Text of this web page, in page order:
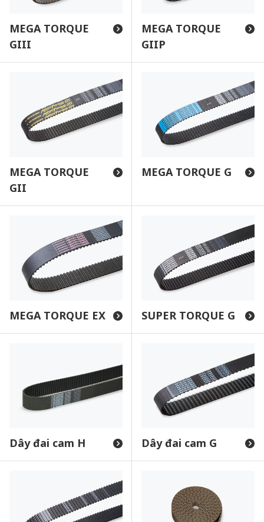
MEGA TORQUE
GIII
MEGA TORQUE
GIIP
MEGA TORQUE
GII
MEGA TORQUE G
MEGA TORQUE EX SUPER TORQUE G
Dây đai cam H Dây đai cam G